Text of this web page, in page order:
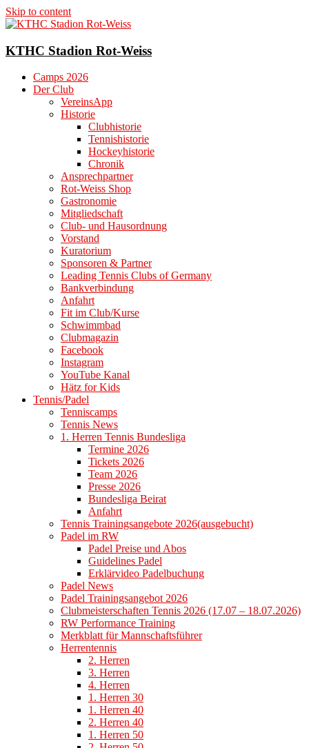
Skip to content
KTHC Stadion Rot-Weiss
Camps 2026
Der Club
VereinsApp
Historie
Clubhistorie
Tennishistorie
Hockeyhistorie
Chronik
Ansprechpartner
Rot-Weiss Shop
Gastronomie
Mitgliedschaft
Club- und Hausordnung
Vorstand
Kuratorium
Sponsoren & Partner
Leading Tennis Clubs of Germany
Bankverbindung
Anfahrt
Fit im Club/Kurse
Schwimmbad
Clubmagazin
Facebook
Instagram
YouTube Kanal
Hätz for Kids
Tennis/Padel
Tenniscamps
Tennis News
1. Herren Tennis Bundesliga
Termine 2026
Tickets 2026
Team 2026
Presse 2026
Bundesliga Beirat
Anfahrt
Tennis Trainingsangebote 2026(ausgebucht)
Padel im RW
Padel Preise und Abos
Guidelines Padel
Erklärvideo Padelbuchung
Padel News
Padel Trainingsangebot 2026
Clubmeisterschaften Tennis 2026 (17.07 – 18.07.2026)
RW Performance Training
Merkblatt für Mannschaftsführer
Herrentennis
2. Herren
3. Herren
4. Herren
1. Herren 30
1. Herren 40
2. Herren 40
1. Herren 50